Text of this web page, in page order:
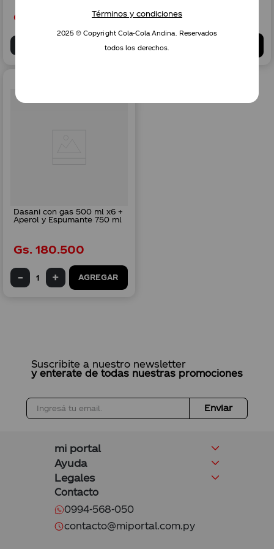
Términos y condiciones
2025 © Copyright Cola-Cola Andina. Reservados
todos los derechos.
Gs.
AGREGAR
Gs. 163
Dasani con gas 500 ml x6 +
Aperol y Espumante 750 ml
Gs. 180.500
AGREGAR
Suscribite a nuestro newsletter
y enterate de todas nuestras promociones
Enviar
mi portal
Ayuda
Legales
Contacto
0994-568-050
contacto@miportal.com.py